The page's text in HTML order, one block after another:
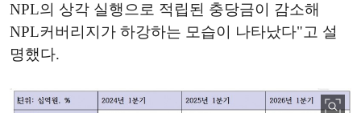
NPL의 상각 실행으로 적립된 충당금이 감소해
NPL커버리지가 하강하는 모습이 나타났다"고 설
명했다.